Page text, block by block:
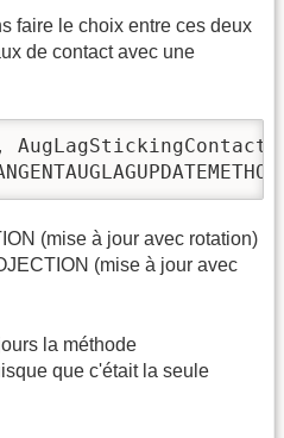
faire le choix entre ces deux
de contact avec une
(mise à jour avec rotation)
(mise à jour avec
la méthode
que c'était la seule